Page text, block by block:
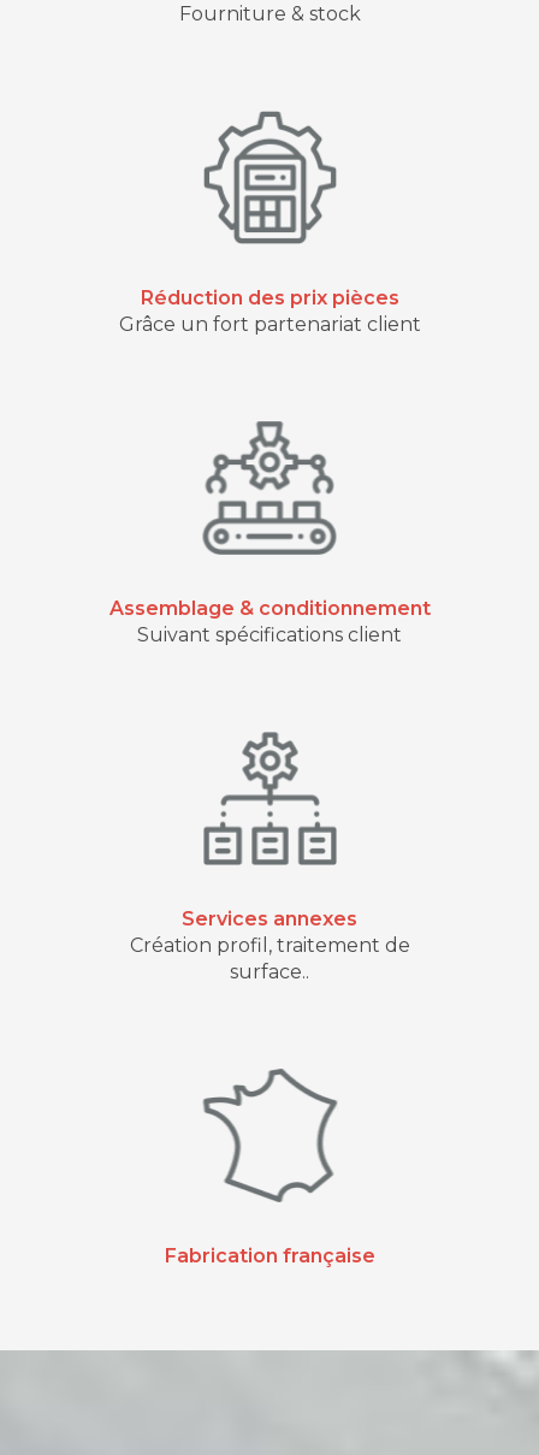
Fourniture & stock
Réduction des prix pièces
Grâce un fort partenariat client
Assemblage & conditionnement
Suivant spécifications client
Services annexes
Création profil, traitement de
surface..
Fabrication française